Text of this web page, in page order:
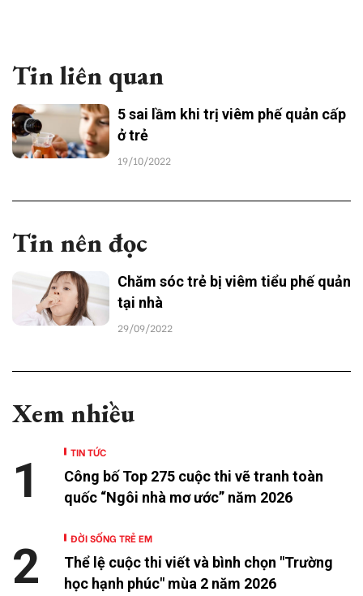
Tin liên quan
5 sai lầm khi trị viêm phế quản cấp
ở trẻ
19/10/2022
Tin nên đọc
Chăm sóc trẻ bị viêm tiểu phế quản
tại nhà
29/09/2022
Xem nhiều
TIN TỨC
Công bố Top 275 cuộc thi vẽ tranh toàn
quốc “Ngôi nhà mơ ước” năm 2026
1
ĐỜI SỐNG TRẺ EM
Thể lệ cuộc thi viết và bình chọn "Trường
học hạnh phúc" mùa 2 năm 2026
2